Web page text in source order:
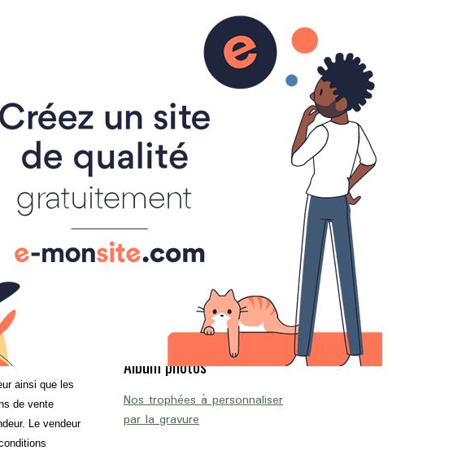
Album trophées personnalisés en verre
Clients
FAQ Gravure sur verre
personne
le Client déclare
et déclare
ainsi que les
de vente
Le vendeur
Menu
Trophée personnalisé sur verre
Les trophées en verre à graver
Trophée sportif en verre
Trophées en verre gravés
Accès à ART ' GRAVURE
Coffrets Cadeaux Clients
Politique de confidentialité
Album photos
Nos trophées à personnaliser
par la gravure